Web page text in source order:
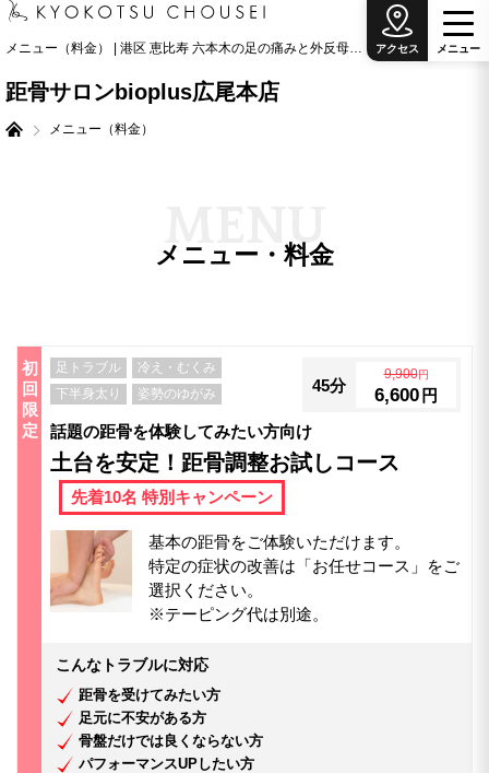
メニュー（料金） | 港区 恵比寿 六本木の足の痛みと外反母趾治療の専門院
距骨サロンbioplus広尾本店
メニュー（料金）
メニ ュ ー
アクセス
メニュー・料金
NU
初
回
限
定
足トラブル
冷え・むくみ
下半身太り
姿勢のゆがみ 45分
9,900円
6,600 円
話題の距骨を体験してみたい方向け
土台を安定！距骨調整お試しコース
先着10名 特別キャンペーン
基本の距骨をご体験いただけます。
特定の症状の改善は「お任せコース」をご
選択ください。
※テーピング代は別途。
こんなトラブルに対応
距骨を受けてみたい方
足元に不安がある方
骨盤だけでは良くならない方
パフォーマンスUPしたい方